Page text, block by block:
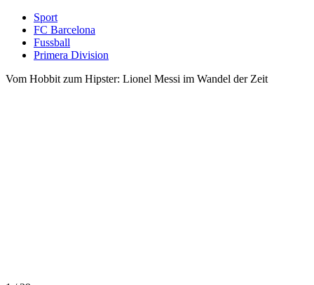
Sport
FC Barcelona
Fussball
Primera Division
Vom Hobbit zum Hipster: Lionel Messi im Wandel der Zeit